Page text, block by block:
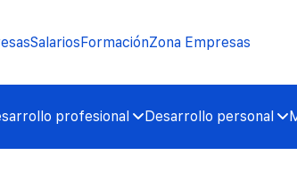
SalariosFormaciónZona Empresas
profesional Desarrollo personal